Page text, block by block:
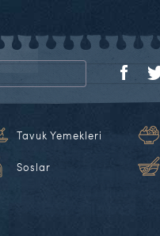
Tavuk Yemekleri
Soslar